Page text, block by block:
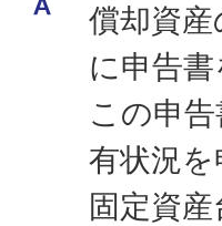
償却資
に申告書
この申
有状況
固定資